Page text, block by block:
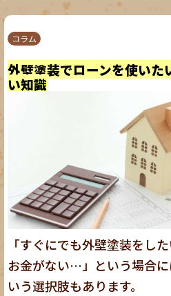
コラム
外壁塗装でローンを使いた
い知識
「すぐにでも外壁塗装をし
お金がない…」という場合
いう選択肢もあります。